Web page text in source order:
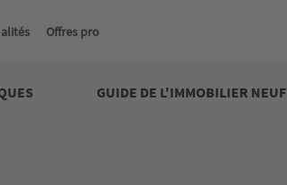
Offres pro
GUIDE DE L'IMMOBILIER NEUF